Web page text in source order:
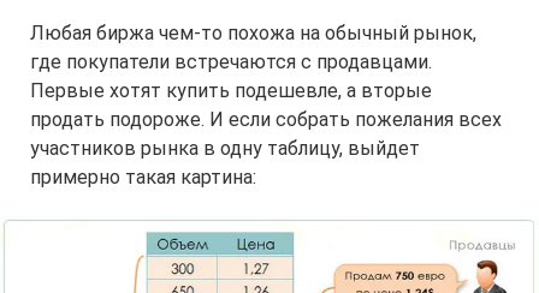
Любая биржа чем-то похожа на обычный рынок,
где покупатели встречаются с продавцами.
Первые хотят купить подешевле, а вторые
продать подороже. И если собрать пожелания всех
участников рынка в одну таблицу, выйдет
примерно такая картина: